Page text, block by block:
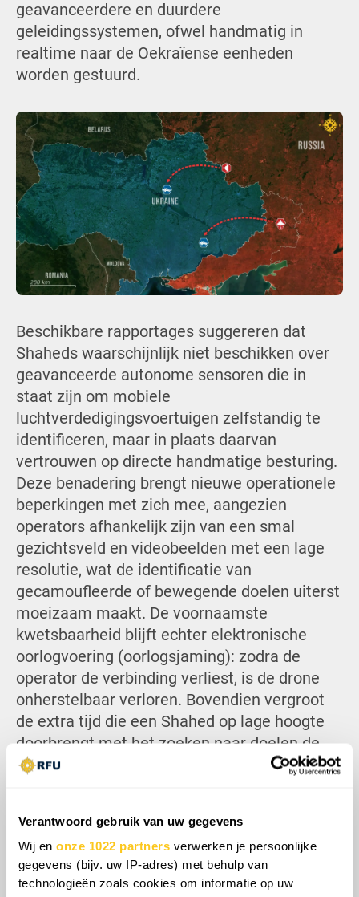
Verantwoord gebruik van uw gegevens
Wij enonze 1022 partners verwerken je persoonlijke
gegevens (bijv. uw IP-adres) met behulp van
technologieën zoals cookies om informatie op uw
geavanceerdere en duurdere
geleidingssystemen, ofwel handmatig in
realtime naar de Oekraïense eenheden
worden gestuurd.
Beschikbare rapportages suggereren dat
Shaheds waarschijnlijk niet beschikken over
geavanceerde autonome sensoren die in
staat zijn om mobiele
luchtverdedigingsvoertuigen zelfstandig te
identificeren, maar in plaats daarvan
vertrouwen op directe handmatige besturing.
Deze benadering brengt nieuwe operationele
beperkingen met zich mee, aangezien
operators afhankelijk zijn van een smal
gezichtsveld en videobeelden met een lage
resolutie, wat de identificatie van
gecamoufleerde of bewegende doelen uiterst
moeizaam maakt. De voornaamste
kwetsbaarheid blijft echter elektronische
oorlogvoering (oorlogsjaming): zodra de
operator de verbinding verliest, is de drone
onherstelbaar verloren. Bovendien vergroot
de extra tijd die een Shahed op lage hoogte
doorbrengt met het zoeken naar doelen de
kans op detectie en vernietiging door